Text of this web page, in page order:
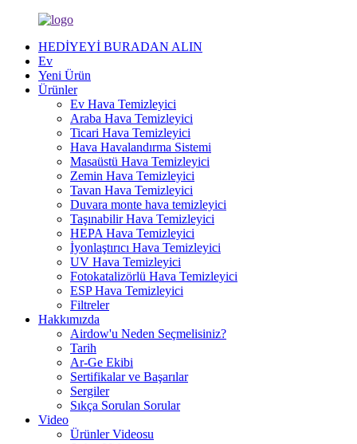
HEDİYEYİ BURADAN ALIN
Ev
Yeni Ürün
Ürünler
Ev Hava Temizleyici
Araba Hava Temizleyici
Ticari Hava Temizleyici
Hava Havalandırma Sistemi
Masaüstü Hava Temizleyici
Zemin Hava Temizleyici
Tavan Hava Temizleyici
Duvara monte hava temizleyici
Taşınabilir Hava Temizleyici
HEPA Hava Temizleyici
İyonlaştırıcı Hava Temizleyici
UV Hava Temizleyici
Fotokatalizörlü Hava Temizleyici
ESP Hava Temizleyici
Filtreler
Hakkımızda
Airdow'u Neden Seçmelisiniz?
Tarih
Ar-Ge Ekibi
Sertifikalar ve Başarılar
Sergiler
Sıkça Sorulan Sorular
Video
Ürünler Videosu